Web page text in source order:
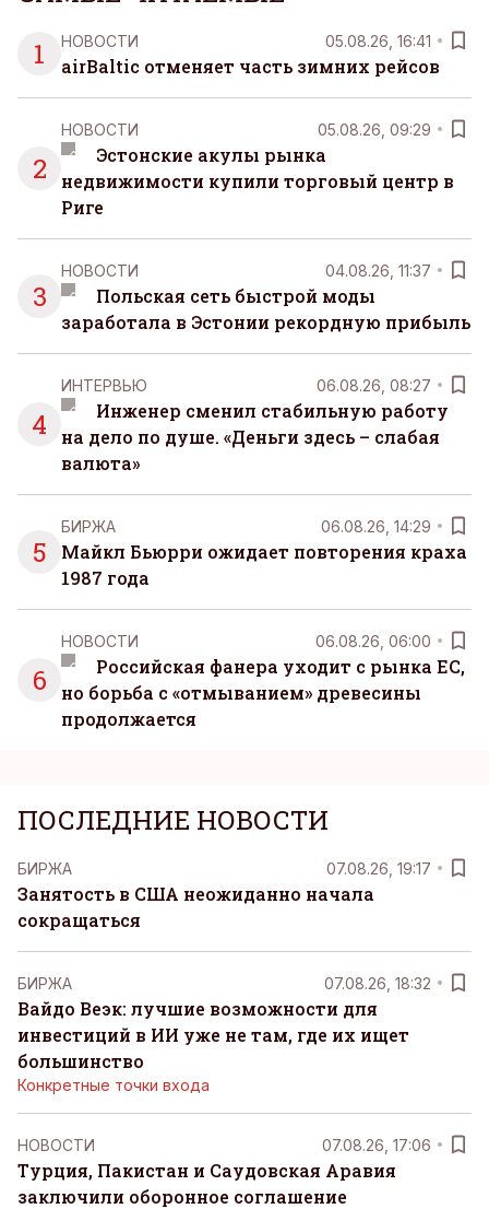
1
НОВОСТИ 05.08.26, 16:41
airBaltic отменяет часть зимних рейсов
2
НОВОСТИ 05.08.26, 09:29
Эстонские акулы рынка
недвижимости купили торговый центр в
Риге
3
НОВОСТИ 04.08.26, 11:37
Польская сеть быстрой моды
заработала в Эстонии рекордную прибыль
4
ИНТЕРВЬЮ 06.08.26, 08:27
Инженер сменил стабильную работу
на дело по душе. «Деньги здесь – слабая
валюта»
5
БИРЖА 06.08.26, 14:29
Майкл Бьюрри ожидает повторения краха
1987 года
6
НОВОСТИ 06.08.26, 06:00
Российская фанера уходит с рынка ЕС,
но борьба с «отмыванием» древесины
продолжается
ПОСЛЕДНИЕ НОВОСТИ
БИРЖА 07.08.26, 19:17
Занятость в США неожиданно начала
сокращаться
БИРЖА 07.08.26, 18:32
Вайдо Веэк: лучшие возможности для
инвестиций в ИИ уже не там, где их ищет
большинство
Конкретные точки входа
НОВОСТИ 07.08.26, 17:06
Турция, Пакистан и Саудовская Аравия
заключили оборонное соглашение